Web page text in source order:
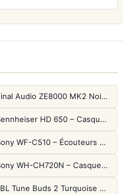
Final Audio ZE8000 MK2 Noir – Écouteurs True Wireless audiophiles 8K Sound
Sennheiser HD 650 – Casque audiophile ouvert pour l'écoute analytique
Sony WF-C510 – Écouteurs True Wireless compacts, autonomie 22h et multipoint
Sony WH-CH720N – Casque ANC 35h, Ultra-léger (192g) avec Processeur V1
JBL Tune Buds 2 Turquoise – Écouteurs True Wireless avec ANC et autonomie 48h